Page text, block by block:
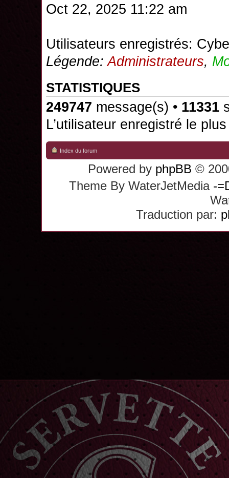
Oct 22, 2025 11:22 am
Utilisateurs enregistrés:
Légende:Administrateurs,
STATISTIQUES
249747 message(s) • 11331
L’utilisateur enregistré le
Index du forum
Powered by phpBB ©
Theme By WaterJetMedia -
Traduction par: